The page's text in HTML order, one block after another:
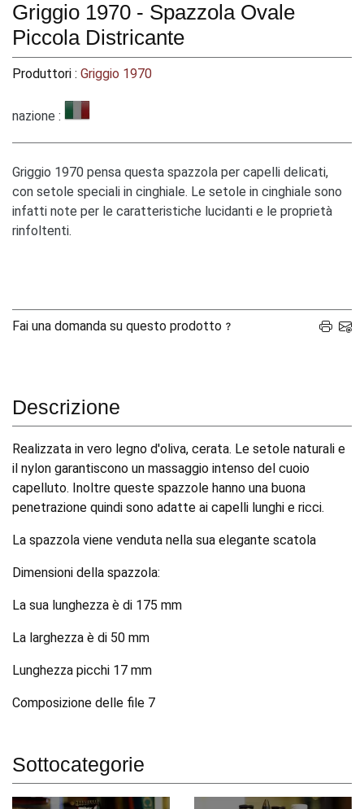
Griggio 1970 - Spazzola Ovale
Piccola Districante
Produttori : Griggio 1970
nazione :
Griggio 1970 pensa questa spazzola per capelli delicati,
con setole speciali in cinghiale. Le setole in cinghiale sono
infatti note per le caratteristiche lucidanti e le proprietà
rinfoltenti.
Fai una domanda su questo prodotto
Descrizione
Realizzata in vero legno d'oliva, cerata. Le setole naturali e
il nylon garantiscono un massaggio intenso del cuoio
capelluto. Inoltre queste spazzole hanno una buona
penetrazione quindi sono adatte ai capelli lunghi e ricci.
La spazzola viene venduta nella sua elegante scatola
Dimensioni della spazzola:
La sua lunghezza è di 175 mm
La larghezza è di 50 mm
Lunghezza picchi 17 mm
Composizione delle file 7
Sottocategorie